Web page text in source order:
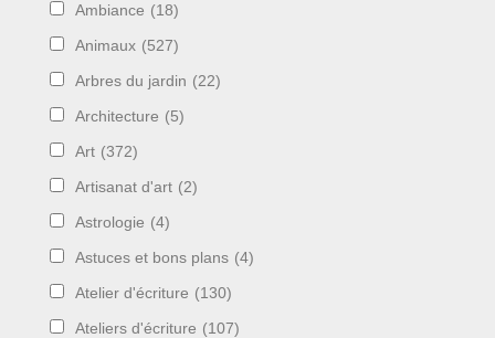
Ambiance (18)
Animaux (527)
Arbres du jardin (22)
Architecture (5)
Art (372)
Artisanat d'art (2)
Astrologie (4)
Astuces et bons plans (4)
Atelier d'écriture (130)
Ateliers d'écriture (107)